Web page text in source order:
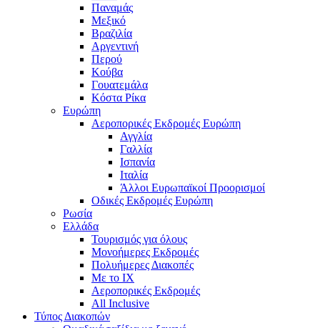
Παναμάς
Μεξικό
Βραζιλία
Αργεντινή
Περού
Κούβα
Γουατεμάλα
Κόστα Ρίκα
Ευρώπη
Αεροπορικές Εκδρομές Ευρώπη
Αγγλία
Γαλλία
Ισπανία
Ιταλία
Άλλοι Ευρωπαϊκοί Προορισμοί
Οδικές Εκδρομές Ευρώπη
Ρωσία
Ελλάδα
Τουρισμός για όλους
Mονοήμερες Εκδρομές
Πολυήμερες Διακοπές
Με το ΙΧ
Αεροπορικές Εκδρομές
All Inclusive
Τύπος Διακοπών